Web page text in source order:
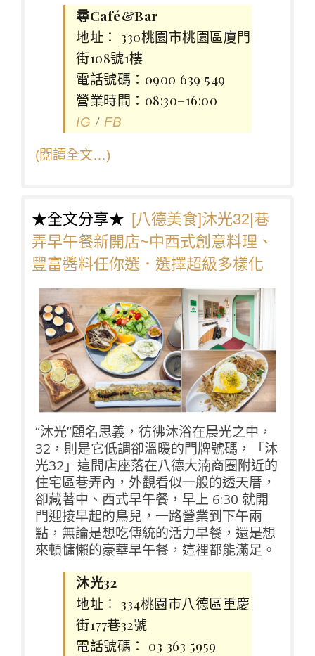
尋Café&Bar
地址： 330桃園市桃園區廈門
街108號1樓
電話號碼：0900 639 549
營業時間：08:30–16:00
IG / FB
(閱讀全文…)
★全文分享★ [八德美食]沐光32|巷
弄早午餐新開店~中西式創意料理、
豐富醬料任你選．選擇超級多樣化
“沐光”顧名思義，彷彿沐浴在晨光之中，
32，則是它低調卻溫暖的門牌號碼，「沐
光32」這間店座落在八德大湳商圈附近的
住宅區巷弄內，外觀看似一般的透天厝，
卻藏著中、西式早午餐，早上 6:30 就開
門迎接早起的鳥兒，一路營業到下午兩
點，無論是想吃傳統的活力早餐，還是想
來頓慵懶的豪華早午餐，這裡都能滿足。
沐光32
地址： 334桃園市八德區重慶
街177巷32號
電話號碼： 03 363 5959